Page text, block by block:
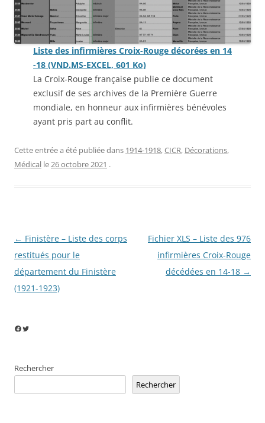
Liste des infirmières Croix-Rouge décorées en 14
-18 (VND.MS-EXCEL, 601 Ko)
La Croix-Rouge française publie ce document
exclusif de ses archives de la Première Guerre
mondiale, en honneur aux infirmières bénévoles
ayant pris part au conflit.
Cette entrée a été publiée dans 1914-1918,CICR, Décorations,
Médical le26 octobre 2021 .
Navigation
des
articles
← Finistère – Liste des corps
restitués pour le
département du Finistère
(1921-1923)
Fichier XLS – Liste des 976
infirmières Croix-Rouge
décédées en 14-18 →
Facebook
Twitter
Rechercher
Rechercher